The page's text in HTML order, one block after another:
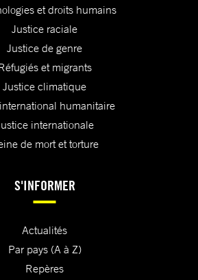
et droits humains
Justice raciale
Justice de genre
et migrants
Justice climatique
humanitaire
internationale
de mort et torture
S'INFORMER
Actualités
Par pays (A à Z)
Repères